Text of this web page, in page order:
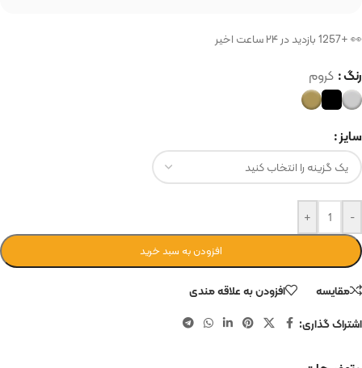
👀 +1257 بازدید در ۲۴ ساعت اخیر
رنگ کروم
سایز
-
+
افزودن به سبد خرید
مقایسه
افزودن به علاقه مندی
اشتراک گذاری: